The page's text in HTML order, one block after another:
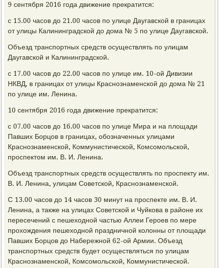
9 сентября 2016 года движение прекратится:
с 15.00 часов до 21.00 часов по улице Даугавской в границах
от улицы Калининградской до дома № 5 по улице Даугавской.
Объезд транспортных средств осуществлять по улицам
Даугавской и Калининградской.
с 17.00 часов до 22.00 часов по улице им. 10-ой Дивизии
НКВД, в границах от улицы Краснознаменской до дома № 21
по улице им. Ленина.
10 сентября 2016 года движение прекратится:
с 07.00 часов до 16.00 часов по улице Мира и на площади
Павших Борцов в границах, обозначенных улицами
Краснознаменской, Коммунистической, Комсомольской,
проспектом им. В. И. Ленина.
Объезд транспортных средств осуществлять по проспекту им.
В. И. Ленина, улицам Советской, Краснознаменской.
С 13.00 часов до 14 часов 30 минут на проспекте им. В. И.
Ленина, а также на улицах Советской и Чуйкова в районе их
пересечений с пешеходной частью Аллеи Героев по мере
прохождения пешеходной праздничной колонны от площади
Павших Борцов до Набережной 62-ой Армии. Объезд
транспортных средств будет осуществляться по улицам
Краснознаменской, Комсомольской, Коммунистической.